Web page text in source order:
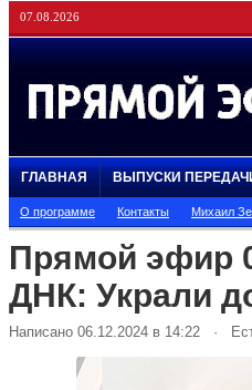
07.08.2026
ГЛАВНАЯ ВЫПУСКИ
О программе Контакты Михаил
Прямой эфир
ДНК: Украли
Написано 06.12.2024 в 14:22 ·